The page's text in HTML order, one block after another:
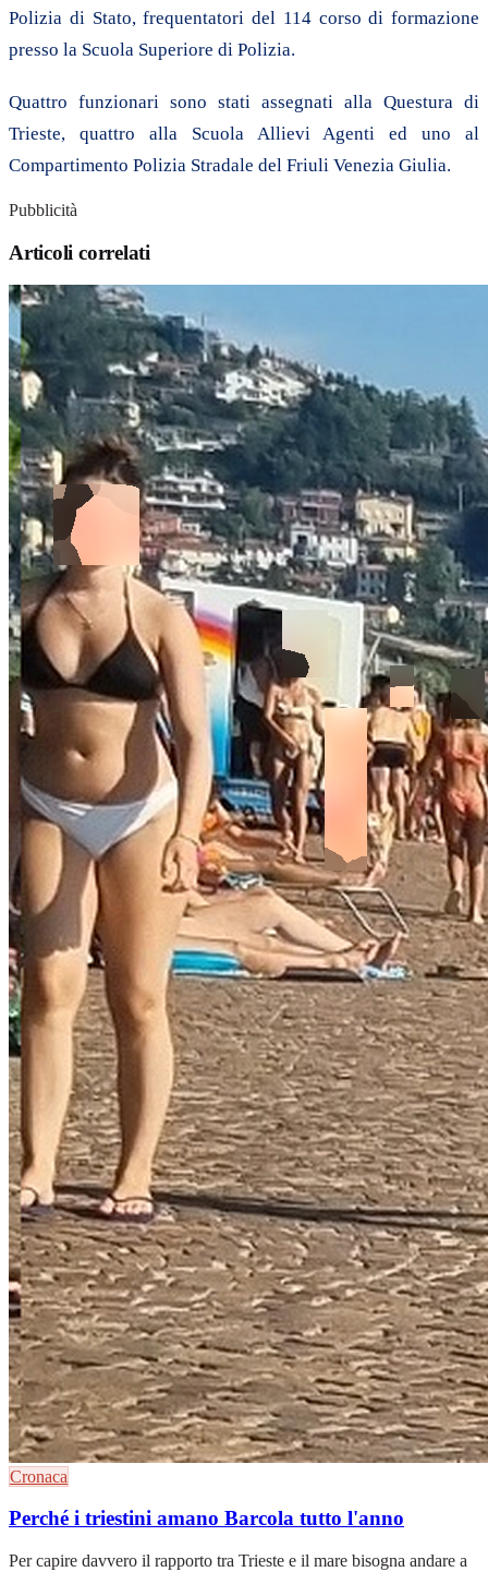
Polizia di Stato, frequentatori del 114 corso di formazione
presso la Scuola Superiore di Polizia.
Quattro funzionari sono stati assegnati alla Questura di
Trieste, quattro alla Scuola Allievi Agenti ed uno al
Compartimento Polizia Stradale del Friuli Venezia Giulia.
Pubblicità
Articoli correlati
Cronaca
Perché i triestini amano Barcola tutto l'anno
Per capire davvero il rapporto tra Trieste e il mare bisogna andare a